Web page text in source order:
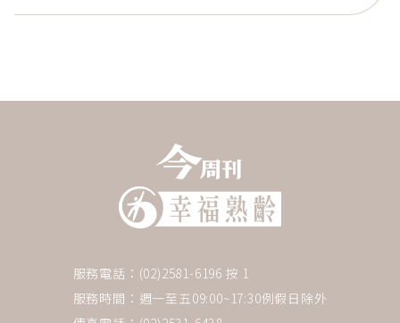
服務電話：(02)2581-6196 按 1
服務時間：週一至五09:00~17:30例假日除外